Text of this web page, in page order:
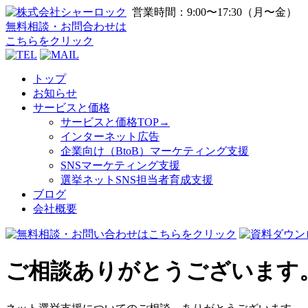
営業時間：9:00〜17:30（月〜金）
無料相談・お問合わせは
こちらをクリック
トップ
お知らせ
サービスと価格
サービスと価格TOP→
インターネット広告
企業向け（BtoB）マーケティング支援
SNSマーケティング支援
選挙ネットSNS担当者育成支援
ブログ
会社概要
ご相談ありがとうございます